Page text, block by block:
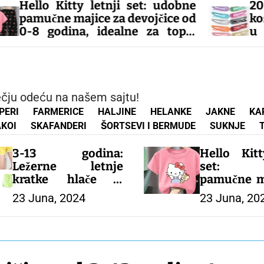
set: udobne
devojčice od
za tople
20 komada sjajnih
kosu u obliku čvrstih
u prahu,
stilizovanje!
odeću na našem sajtu!
FARMERICE HALJINE HELANKE JAKNE
SKAFANDERI ŠORTSEVI I BERMUDE SUKNJE
3-13 godina:
Ležerne letnje
kratke hlače u
slatkišnim bojama
za dečake i
devojčice. Udobne,
tople dane!
23 Juna, 2024
Hello
set:
pamučne
godina,
tople dane!
– DEČIJA
23 Juna,